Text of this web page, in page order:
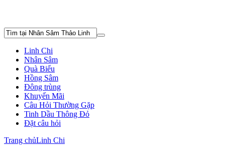
Linh Chi
Nhân Sâm
Quà Biếu
Hồng Sâm
Đông trùng
Khuyến Mãi
Câu Hỏi Thường Gặp
Tinh Dầu Thông Đỏ
Đặt câu hỏi
Trang chủLinh Chi